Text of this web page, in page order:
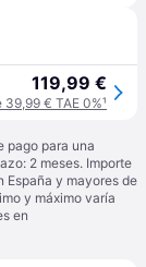
119,99 €
39,99 € TAE 0%¹
pago para una
2 meses. Importe
España y mayores de
y máximo varía
en